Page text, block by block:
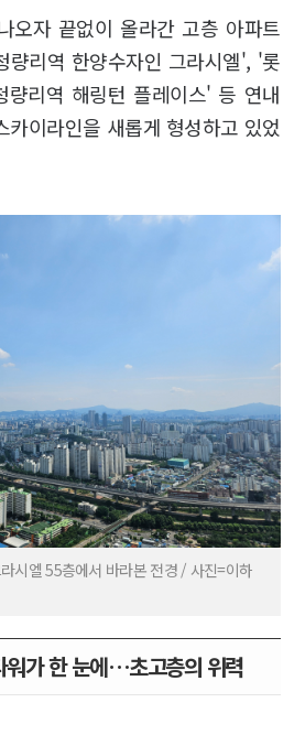
오자 끝없이 올라간 고층 아파트
량리역 한양수자인 그라시엘', '롯
량리역 해링턴 플레이스' 등 연내
카이라인을 새롭게 형성하고 있었
시엘 55층에서 바라본 전경 / 사진=이하
워가 한 눈에…초고층의 위력